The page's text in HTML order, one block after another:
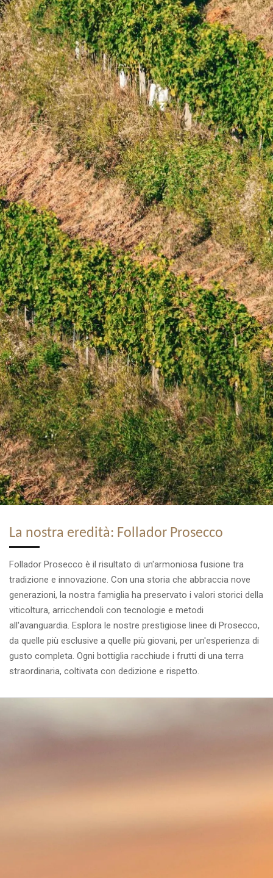
La nostra eredità: Follador Prosecco
Follador Prosecco è il risultato di un'armoniosa fusione tra
tradizione e innovazione. Con una storia che abbraccia nove
generazioni, la nostra famiglia ha preservato i valori storici della
viticoltura, arricchendoli con tecnologie e metodi
all'avanguardia. Esplora le nostre prestigiose linee di Prosecco,
da quelle più esclusive a quelle più giovani, per un'esperienza di
gusto completa. Ogni bottiglia racchiude i frutti di una terra
straordinaria, coltivata con dedizione e rispetto.